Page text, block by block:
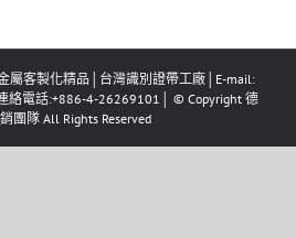
屬客製化精品│台灣識別證帶工廠│E-mail:
絡電話:+886-4-26269101│ © Copyright 德
團隊 All Rights Reserved